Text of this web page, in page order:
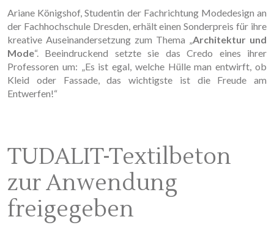
Ariane Königshof, Studentin der Fachrichtung Modedesign an
der Fachhochschule Dresden, erhält einen Sonderpreis für ihre
kreative Auseinandersetzung zum Thema „Architektur und
Mode“. Beeindruckend setzte sie das Credo eines ihrer
Professoren um: „Es ist egal, welche Hülle man entwirft, ob
Kleid oder Fassade, das wichtigste ist die Freude am
Entwerfen!“
TUDALIT-Textilbeton
zur Anwendung
freigegeben